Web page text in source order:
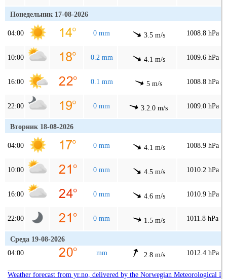
Понедельник 17-08-2026
04:00 0 mm 3.5 m/s 1008.8 hPa
10:00 0.2 mm 4.1 m/s 1009.6 hPa
16:00 0.1 mm 5 m/s 1008.8 hPa
22:00 0 mm 3.2.0 m/s 1009.0 hPa
Вторник 18-08-2026
04:00 0 mm 4.1 m/s 1008.9 hPa
10:00 0 mm 4.5 m/s 1010.2 hPa
16:00 0 mm 4.6 m/s 1010.9 hPa
22:00 0 mm 1.5 m/s 1011.8 hPa
Среда 19-08-2026
04:00
mm 2.8 m/s 1012.4 hPa
Weather forecast from yr.no, delivered by the Norwegian Meteorological